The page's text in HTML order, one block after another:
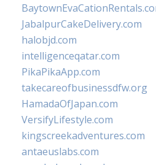
JabalpurCakeDelivery.com
halobjd.com
intelligenceqatar.com
PikaPikaApp.com
takecareofbusinessdfw.org
HamadaOfJapan.com
VersifyLifestyle.com
kingscreekadventures.com
antaeuslabs.com